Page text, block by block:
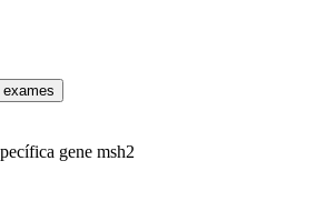
exames
gene msh2